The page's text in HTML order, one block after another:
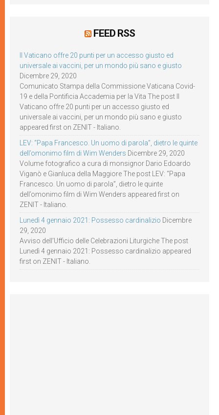
FEED RSS
Il Vaticano offre 20 punti per un accesso giusto ed
universale ai vaccini, per un mondo più sano e giusto
Dicembre 29, 2020
Comunicato Stampa della Commissione Vaticana Covid-
19 e della Pontificia Accademia per la Vita The post Il
Vaticano offre 20 punti per un accesso giusto ed
universale ai vaccini, per un mondo più sano e giusto
appeared first on ZENIT - Italiano.
LEV: “Papa Francesco. Un uomo di parola”, dietro le quinte
dell’omonimo film di Wim Wenders Dicembre 29, 2020
Volume fotografico a cura di monsignor Dario Edoardo
Viganò e Gianluca della Maggiore The post LEV: “Papa
Francesco. Un uomo di parola”, dietro le quinte
dell’omonimo film di Wim Wenders appeared first on
ZENIT - Italiano.
Lunedì 4 gennaio 2021: Possesso cardinalizio Dicembre
29, 2020
Avviso dell’Ufficio delle Celebrazioni Liturgiche The post
Lunedì 4 gennaio 2021: Possesso cardinalizio appeared
first on ZENIT - Italiano.